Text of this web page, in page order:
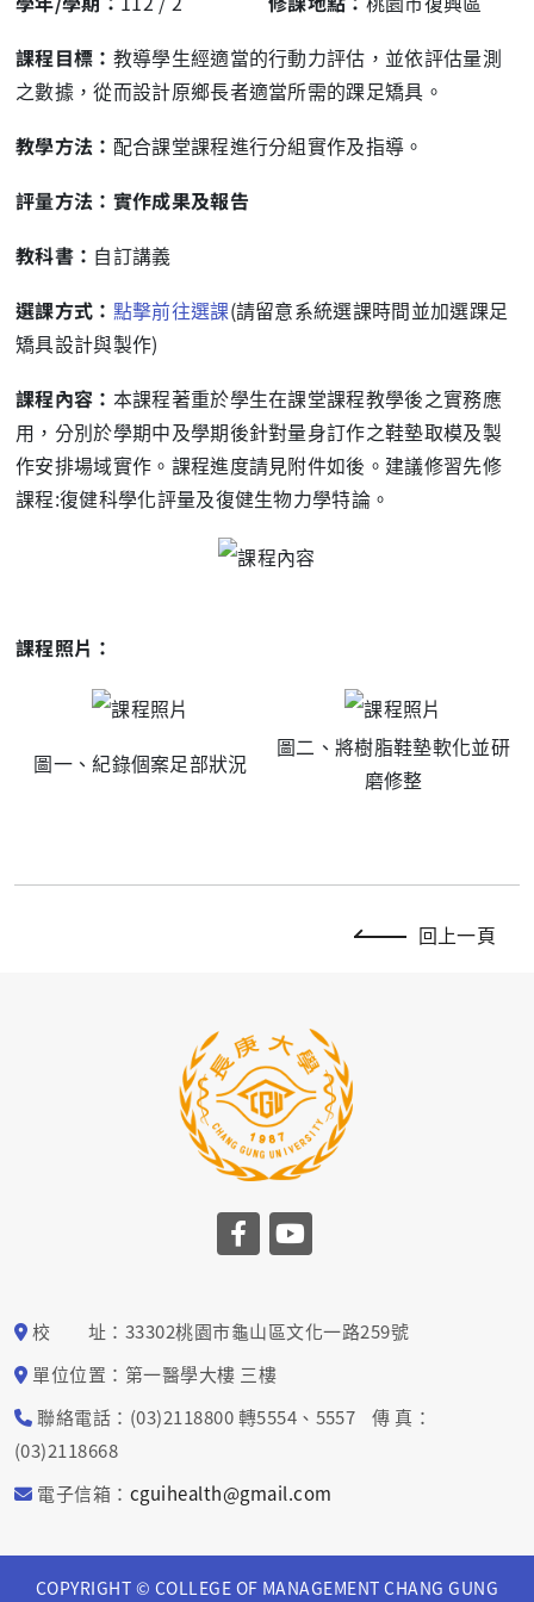
課程目標： 教導學生經適當的行動力評估，並依評估量測
之數據，從而設計原鄉長者適當所需的踝足矯具。
教學方法： 配合課堂課程進行分組實作及指導。
評量方法：實作成果及報告
教科書： 自訂講義
選課方式： 點擊前往選課(請留意系統選課時間並加選踝足
矯具設計與製作)
課程內容： 本課程著重於學生在課堂課程教學後之實務應
用，分別於學期中及學期後針對量身訂作之鞋墊取模及製
作安排場域實作。課程進度請見附件如後。建議修習先修
課程:復健科學化評量及復健生物力學特論。
課程照片：
圖一、紀錄個案足部狀況
圖二、將樹脂鞋墊軟化並研
磨修整
回上一頁
前往長庚大學facebook
校 址：33302桃園市龜山區文化一路259號
單位位置：第一醫學大樓 三樓
聯絡電話：(03)2118800 轉5554、5557 傳 真：
(03)2118668
電子信箱： cguihealth@gmail.com
COPYRIGHT © COLLEGE OF MANAGEMENT CHANG GUNG